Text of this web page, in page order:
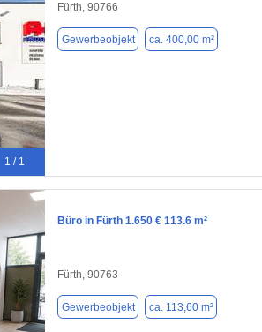
1 / 1
Fürth, 90766
Gewerbeobjekt ca. 400,00 m²
Büro in Fürth 1.650 € 113.6 m²
Fürth, 90763
Gewerbeobjekt ca. 113,60 m²